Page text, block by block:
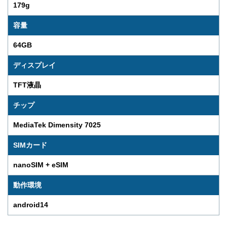
179g
容量
64GB
ディスプレイ
TFT液晶
チップ
MediaTek Dimensity 7025
SIMカード
nanoSIM + eSIM
動作環境
android14